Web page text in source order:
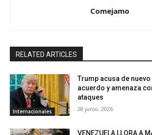
Comejamo
RELATED ARTICLES
Internacionales
Trump acusa de
acuerdo y amenaza
ataques
28 junio, 2026
VENEZUELA LLORA A